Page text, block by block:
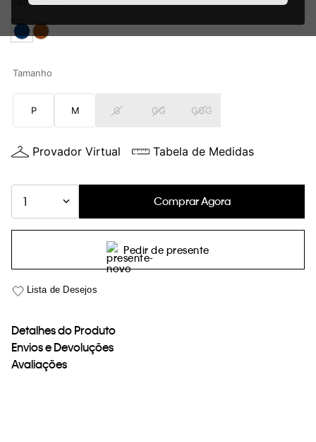
nosso Aviso de Privacidade. Quando você visita nosso site,
consideraremos isso como sua solicitação específica para
entre outros, a capacidade de comprar um item em nossa
Cookies acesse o link.
Tamanho
P M G GG GGG
Provador Virtual Tabela de Medidas
1 Comprar Agora
Pedir de presente
Detalhes do Produto
Envios e Devoluções
Avaliações